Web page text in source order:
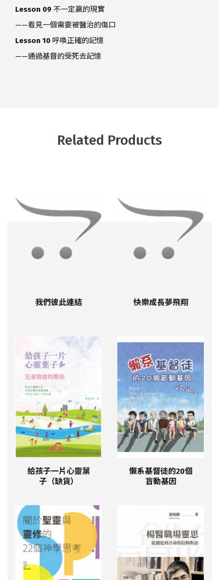
Lesson 09 不一定贏的現實
——看見一個需要被醫治的傷口
Lesson 10 呼喚正確的記憶
——通過基督的受死去記憶
Related Products
我們彼此連結 快樂成長夢飛翔
給孩子一片心靈葉
子（缺貨）
懶系基督徒的20個
盲動基因